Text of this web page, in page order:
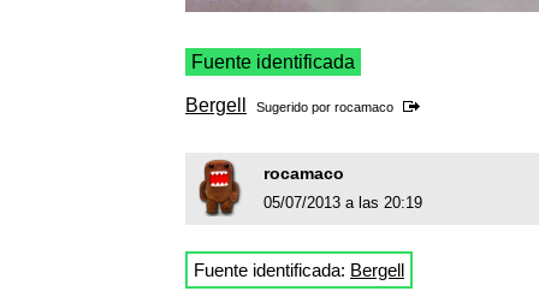
Fuente identificada
Bergell Sugerido por rocamaco
rocamaco
05/07/2013 a las 20:19
Fuente identificada: Bergell